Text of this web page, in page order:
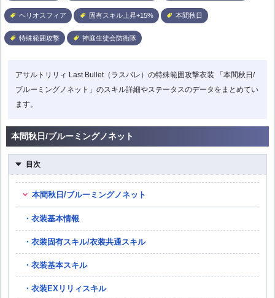
ヘリオスフィア 固有スキル上昇+15% 本間秋日
特殊範囲攻撃 神庭生徒会防衛隊
アサルトリリィ Last Bullet（ラスバレ）の特殊範囲攻撃衣装 「本間秋日/
ブルーミングノネット」のスキル詳細やステータスのデータをまとめてい
ます。
本間秋日/ブルーミングノネット
目次
本間秋日/ブルーミングノネット
衣装基本情報
衣装固有スキル/衣装共通スキル
衣装基本スキル
衣装EXリリィスキル